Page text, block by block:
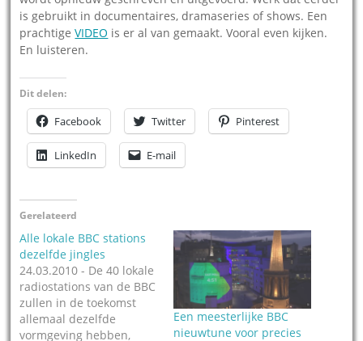
is gebruikt in documentaires, dramaseries of shows. Een
prachtigeVIDEO is er al van gemaakt. Vooral even kijken.
En luisteren.
Dit delen:
Facebook Twitter Pinterest
LinkedIn E-mail
Gerelateerd
Alle lokale BBC stations
dezelfde jingles
24.03.2010 - De 40 lokale
radiostations van de BBC
zullen in de toekomst
allemaal dezelfde
vormgeving hebben,
Een meesterlijke BBC
nieuwtune voor precies